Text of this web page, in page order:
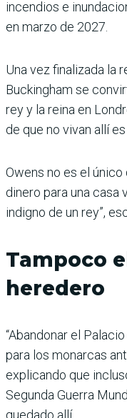
incendios e
en marzo de 2027.
Una vez finalizada la
Buckingham se
rey y la reina en
de que no vivan allí
Owens no es el único
dinero para una casa
indigno de un rey”,
Tampoco
heredero
“Abandonar el
para los monarcas
explicando que
Segunda Guerra
quedado allí.